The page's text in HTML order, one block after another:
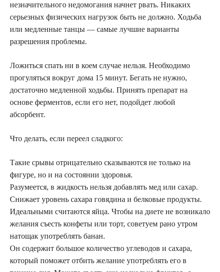
незначительного недомогания начнет рвать. Никаких
серьезных физических нагрузок быть не должно. Ходьба
или медленные танцы — самые лучшие варианты
разрешения проблемы.
Ложиться спать ни в коем случае нельзя. Необходимо
прогуляться вокруг дома 15 минут. Бегать не нужно,
достаточно медленной ходьбы. Принять препарат на
основе ферментов, если его нет, подойдет любой
абсорбент.
Что делать, если переел сладкого:
Такие срывы отрицательно сказываются не только на
фигуре, но и на состоянии здоровья.
Разумеется, в жидкость нельзя добавлять мед или сахар.
Снижает уровень сахара говядина и белковые продукты.
Идеальными считаются яйца. Чтобы на диете не возникало
желания съесть конфеты или торт, советуем рано утром
натощак употреблять банан.
Он содержит большое количество углеводов и сахара,
который поможет отбить желание употреблять его в